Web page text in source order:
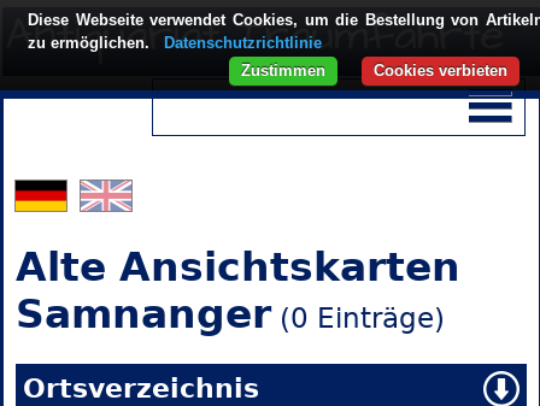
Alte Ansichtskarten
Samnanger(0 Einträge)
Ortsverzeichnis
Diese Webseite verwendet Cookies, um die Bestellung von
zu ermöglichen.
Datenschutzrichtlinie
Cookies verbieten
Zustimmen